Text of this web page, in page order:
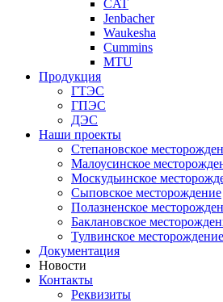
CAT
Jenbacher
Waukesha
Cummins
MTU
Продукция
ГТЭС
ГПЭС
ДЭС
Наши проекты
Степановское
Малоусинское
Москудьинское
Сыповское месторождение
Полазненское
Баклановское
Тулвинское месторождение
Документация
Новости
Контакты
Реквизиты